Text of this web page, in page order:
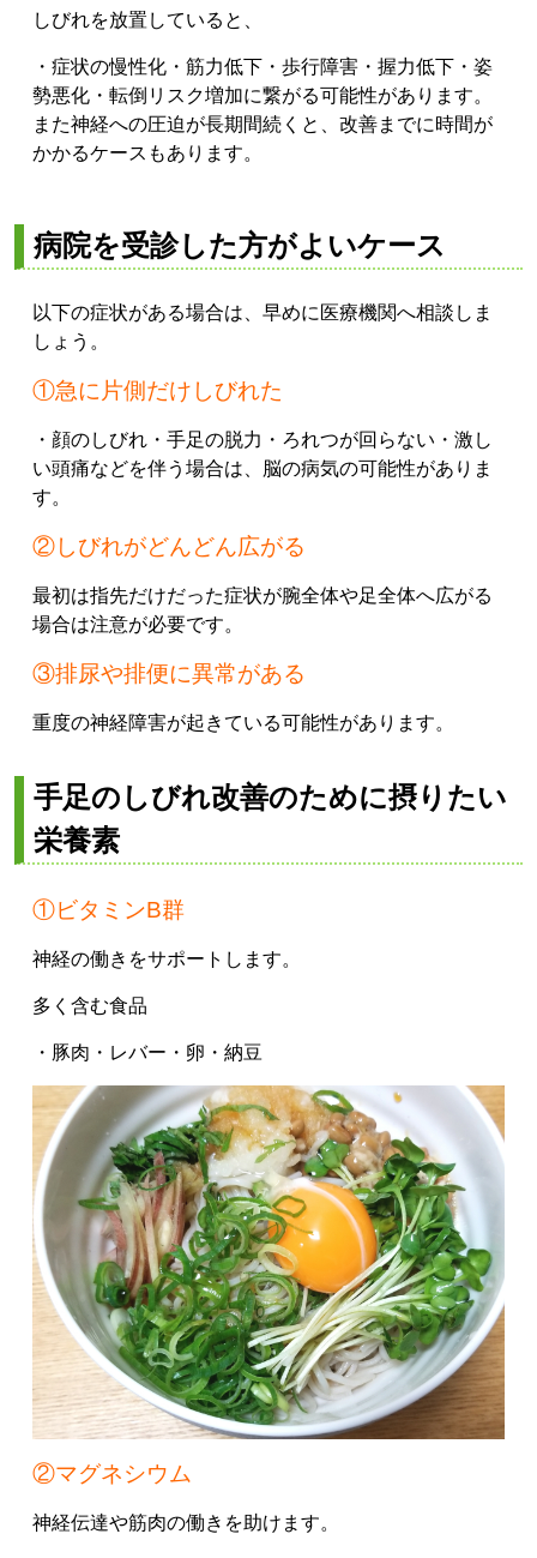
しびれを放置していると、
・症状の慢性化 ・筋力低下 ・歩行障害 ・握力低下 ・姿
勢悪化 ・転倒リスク増加に繋がる可能性があります。
また神経への圧迫が長期間続くと、改善までに時間が
かかるケースもあります。
病院を受診した方がよいケース
以下の症状がある場合は、早めに医療機関へ相談しま
しょう。
①急に片側だけしびれた
・顔のしびれ ・手足の脱力 ・ろれつが回らない ・激し
い頭痛などを伴う場合は、脳の病気の可能性がありま
す。
②しびれがどんどん広がる
最初は指先だけだった症状が腕全体や足全体へ広がる
場合は注意が必要です。
③排尿や排便に異常がある
重度の神経障害が起きている可能性があります。
手足のしびれ改善のために摂りたい
栄養素
①ビタミンB群
神経の働きをサポートします。
多く含む食品
・豚肉 ・レバー ・卵 ・納豆
②マグネシウム
神経伝達や筋肉の働きを助けます。